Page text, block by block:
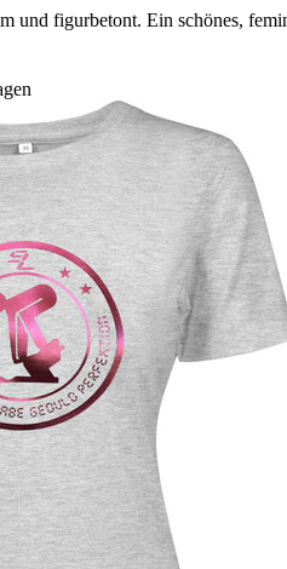
und figurbetont. Ein schönes,